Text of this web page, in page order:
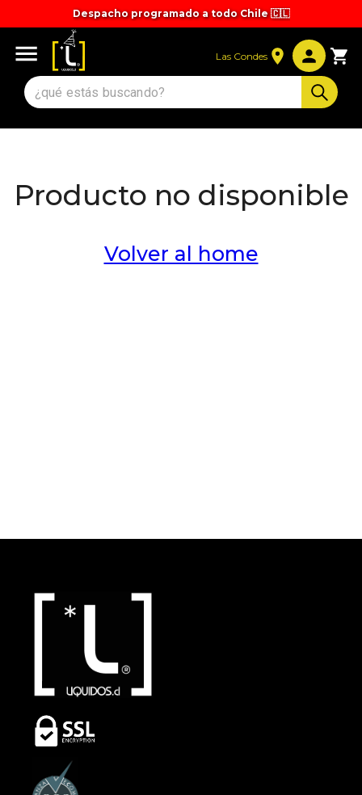
Despacho programado a todo Chile 🇨🇱
Tiempos y valores de despacho 🚚
Las Condes
Producto no disponible
Volver al home